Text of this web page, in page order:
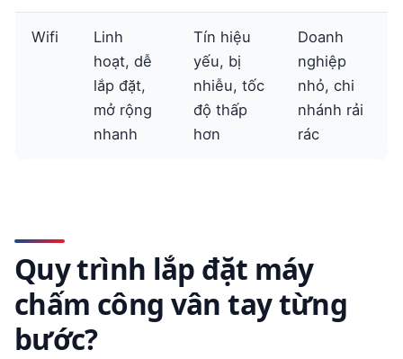
Wifi
Linh
hoạt, dễ
lắp đặt,
mở rộng
nhanh
Tín hiệu
yếu, bị
nhiễu, tốc
độ thấp
hơn
Doanh
nghiệp
nhỏ, chi
nhánh rải
rác
Quy trình lắp đặt máy
chấm công vân tay từng
bước?